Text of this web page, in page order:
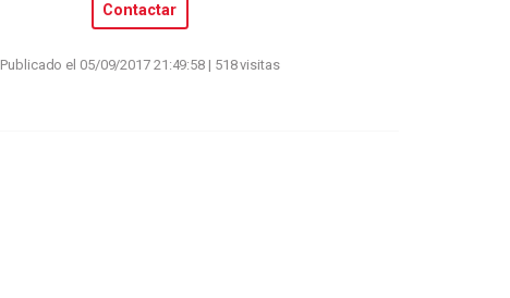
Contactar
Publicado el 05/09/2017 21:49:58 | 518 visitas